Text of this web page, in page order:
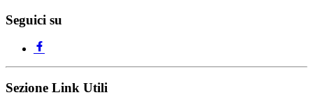
Seguici su
Sezione Link Utili